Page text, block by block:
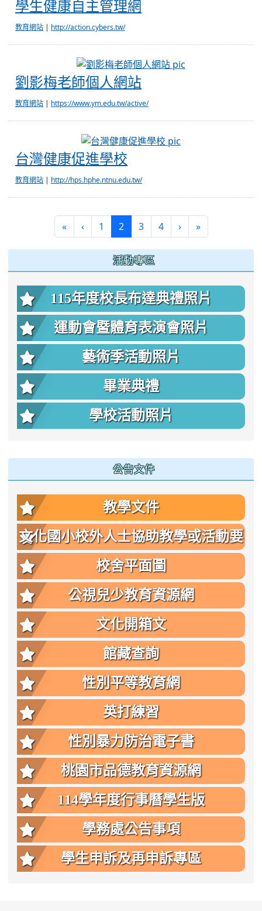
學生健康自主管理網
教育網站 | http://action.cybers.tw/
劉影梅老師個人網站
教育網站 https://www.ym.edu.tw/active/
台灣健康促進學校
教育網站 | http://hps.hphe.ntnu.edu.tw/
« ‹ 1 2(current)
3 4 › »
活動專區
115年度校長布達典禮照片
運動會暨體育表演會照片
藝術季活動照片
畢業典禮
學校活動照片
公告文件
教學文件
文化國小校外人士協助教學或活動要
點
校舍平面圖
公視兒少教育資源網
文化開箱文
館藏查詢
性別平等教育網
英打練習
性別暴力防治電子書
桃園市品德教育資源網
114學年度行事曆學生版
學務處公告事項
學生申訴及再申訴專區